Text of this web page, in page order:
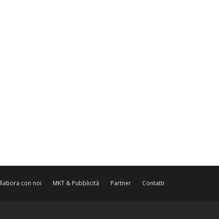
con noi MKT & Pubblicità Partner Contatti